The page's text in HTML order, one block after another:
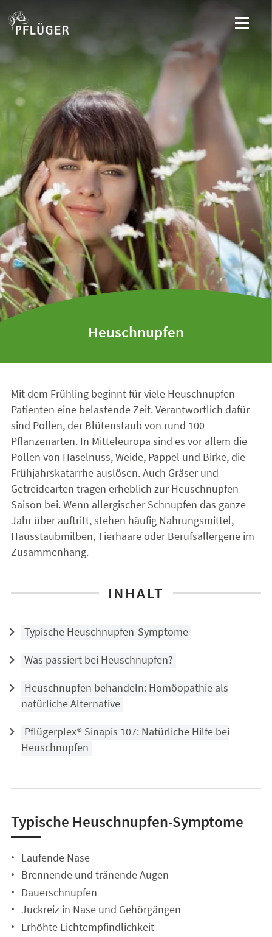
Heuschnupfen
Mit dem Frühling beginnt für viele Heuschnupfen-
Patienten eine belastende Zeit. Verantwortlich dafür
sind Pollen, der Blütenstaub von rund 100
Pflanzenarten. In Mitteleuropa sind es vor allem die
Pollen von Haselnuss, Weide, Pappel und Birke, die
Frühjahrskatarrhe auslösen. Auch Gräser und
Getreidearten tragen erheblich zur Heuschnupfen-
Saison bei. Wenn allergischer Schnupfen das ganze
Jahr über auftritt, stehen häufig Nahrungsmittel,
Hausstaubmilben, Tierhaare oder Berufsallergene im
Zusammenhang.
INHALT
Typische Heuschnupfen-Symptome
Was passiert bei Heuschnupfen?
Heuschnupfen behandeln: Homöopathie als
natürliche Alternative
Pflügerplex® Sinapis 107: Natürliche Hilfe bei
Heuschnupfen
Typische Heuschnupfen-Symptome
Laufende Nase
Brennende und tränende Augen
Dauerschnupfen
Juckreiz in Nase und Gehörgängen
Erhöhte Lichtempfindlichkeit